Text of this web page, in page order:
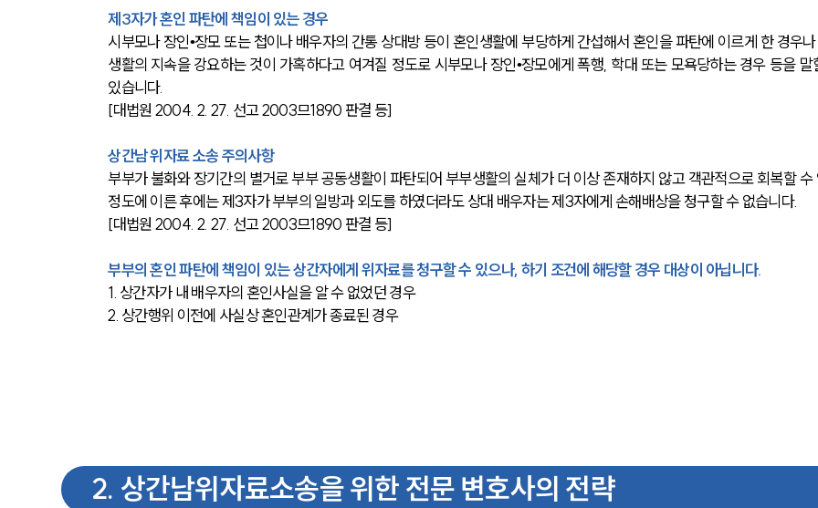
제3자가 혼인 파탄에 책임이 있는 경우
시부모나 장인•장모 또는 첩이나 배우자의 간통 상대방 등이 혼인생활에 부당하게 간섭해서 혼인을 파탄에 이르게 한 경우나
생활의 지속을 강요하는 것이 가혹하다고 여겨질 정도로 시부모나 장인•장모에게 폭행, 학대 또는 모욕당하는 경우 등을 말
있습니다.
[대법원 2004. 2. 27. 선고 2003므1890 판결 등]
상간남 위자료 소송 주의사항
부부가 불화와 장기간의 별거로 부부 공동생활이 파탄되어 부부생활의 실체가 더 이상 존재하지 않고 객관적으로 회복할 수
정도에 이른 후에는 제3자가 부부의 일방과 외도를 하였더라도 상대 배우자는 제3자에게 손해배상을 청구할 수 없습니다.
[대법원 2004. 2. 27. 선고 2003므1890 판결 등]
부부의 혼인 파탄에 책임이 있는 상간자에게 위자료를 청구할 수 있으나, 하기 조건에 해당할 경우 대상이 아닙니다.
1. 상간자가 내 배우자의 혼인사실을 알 수 없었던 경우
2. 상간행위 이전에 사실상 혼인관계가 종료된 경우
2. 상간남위자료소송을 위한 전문 변호사의 전략